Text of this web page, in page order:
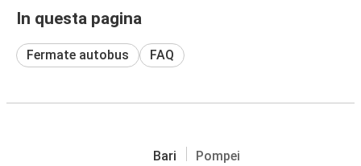
In questa pagina
Fermate autobus FAQ
Bari Pompei